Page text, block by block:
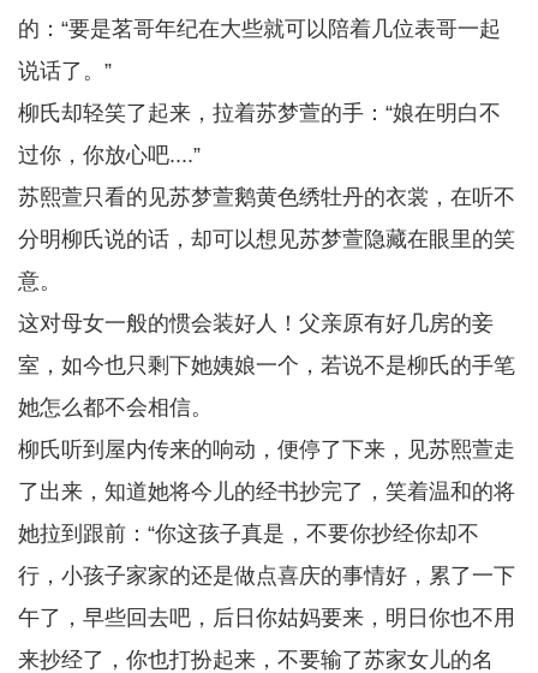
的：“要是茗哥年纪在大些就可以陪着几位表哥一起
说话了。”
柳氏却轻笑了起来，拉着苏梦萱的手：“娘在明白不
过你，你放心吧....”
苏熙萱只看的见苏梦萱鹅黄色绣牡丹的衣裳，在听不
分明柳氏说的话，却可以想见苏梦萱隐藏在眼里的笑
意。
这对母女一般的惯会装好人！父亲原有好几房的妾
室，如今也只剩下她姨娘一个，若说不是柳氏的手笔
她怎么都不会相信。
柳氏听到屋内传来的响动，便停了下来，见苏熙萱走
了出来，知道她将今儿的经书抄完了，笑着温和的将
她拉到跟前：“你这孩子真是，不要你抄经你却不
行，小孩子家家的还是做点喜庆的事情好，累了一下
午了，早些回去吧，后日你姑妈要来，明日你也不用
来抄经了，你也打扮起来，不要输了苏家女儿的名